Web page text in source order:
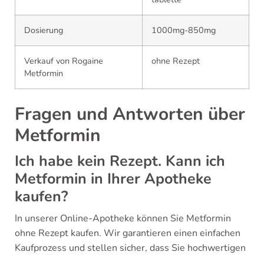
Dosierung 1000mg-850mg
Verkauf von Rogaine
Metformin
ohne Rezept
Fragen und Antworten über
Metformin
Ich habe kein Rezept. Kann ich
Metformin in Ihrer Apotheke
kaufen?
In unserer Online-Apotheke können Sie Metformin
ohne Rezept kaufen. Wir garantieren einen einfachen
Kaufprozess und stellen sicher, dass Sie hochwertigen